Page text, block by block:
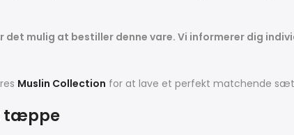
det mulig at bestiller denne vare. Vi informerer dig
Muslin Collection for at lave et perfekt matchende
tæppe